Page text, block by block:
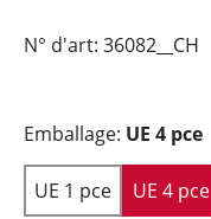
N° d'art: 36082__CH
Emballage: UE 4 pce
UE 1 pce UE 4 pce